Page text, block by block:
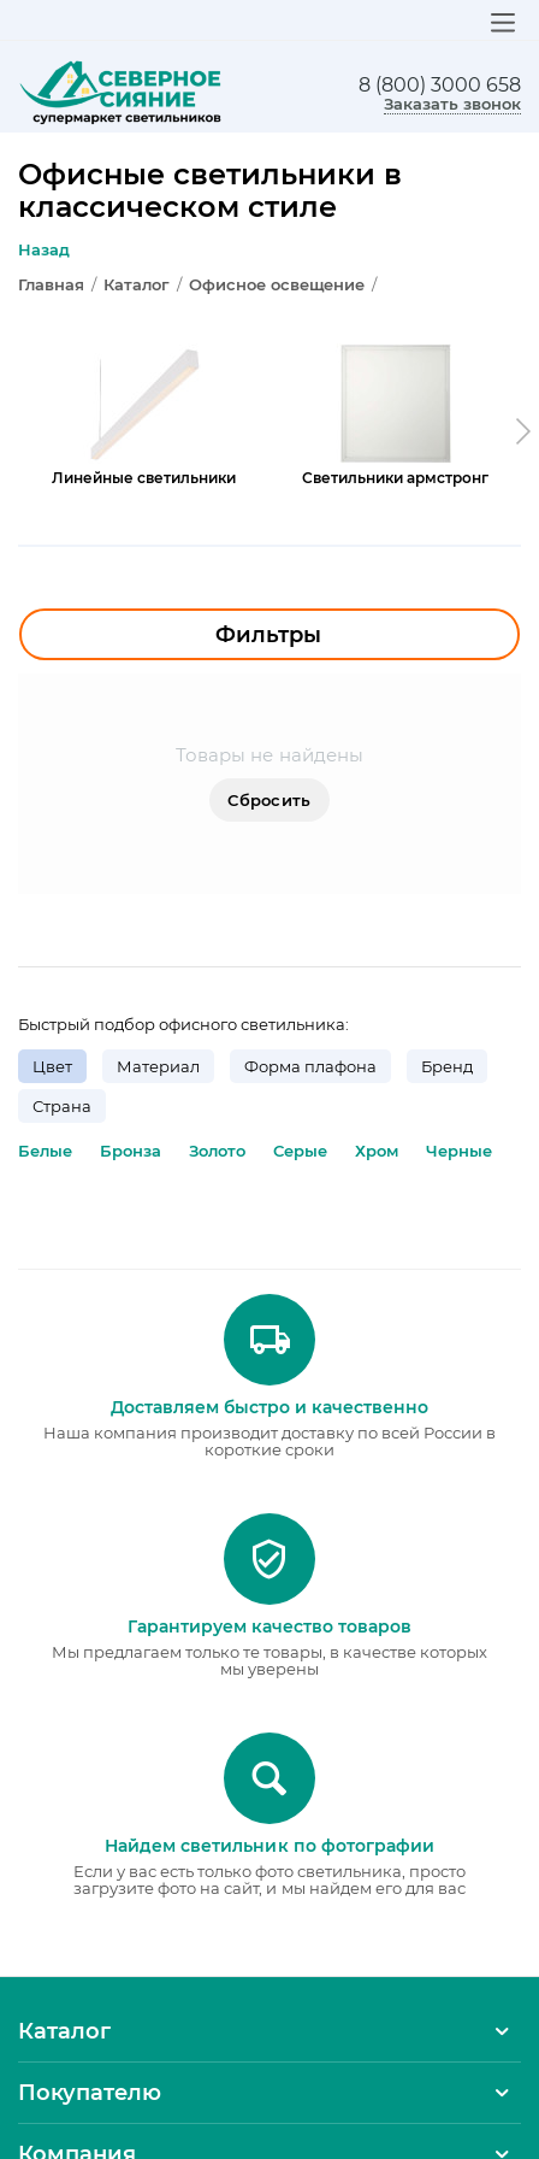
8 (800) 3000 658
Заказать звонок
Офисные светильники в
классическом стиле
Назад
Главная / Каталог / Офисное освещение /
Линейные светильники Светильники армстронг
Фильтры
Товары не найдены
Сбросить
Быстрый подбор офисного светильника:
Цвет Материал Форма плафона Бренд
Страна
Белые Бронза Золото Серые Хром Черные
Доставляем быстро и качественно
Наша компания производит доставку по всей России в
короткие сроки
Гарантируем качество товаров
Мы предлагаем только те товары, в качестве которых
мы уверены
Найдем светильник по фотографии
Если у вас есть только фото светильника, просто
загрузите фото на сайт, и мы найдем его для вас
Каталог
Покупателю
ЛЮСТРЫ
БРА И ПОДСВЕТКА
НАСТОЛЬНЫЕ ЛАМПЫ
СВЕТИЛЬНИКИ КАК В ИКЕА
ТРЕКОВЫЕ СИСТЕМЫ
СПОТЫ
СВЕТОДИОДНАЯ ПОДСВЕТКА
ЭЛЕКТРОТОВАРЫ